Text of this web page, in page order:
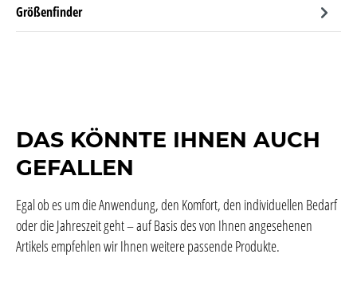
Größenfinder
DAS KÖNNTE IHNEN AUCH
GEFALLEN
Egal ob es um die Anwendung, den Komfort, den individuellen Bedarf
oder die Jahreszeit geht – auf Basis des von Ihnen angesehenen
Artikels empfehlen wir Ihnen weitere passende Produkte.